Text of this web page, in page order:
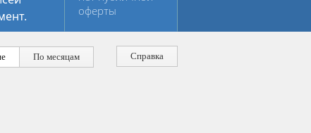
оферты
Справка
По месяцам